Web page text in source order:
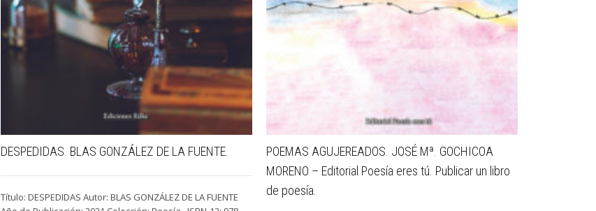
DESPEDIDAS. BLAS GONZÁLEZ DE LA FUENTE.
Título: DESPEDIDAS Autor: BLAS GONZÁLEZ DE LA FUENTE
POEMAS AGUJEREADOS. JOSÉ Mª. GOCHICOA
MORENO – Editorial Poesía eres tú. Publicar un libro
de poesía.